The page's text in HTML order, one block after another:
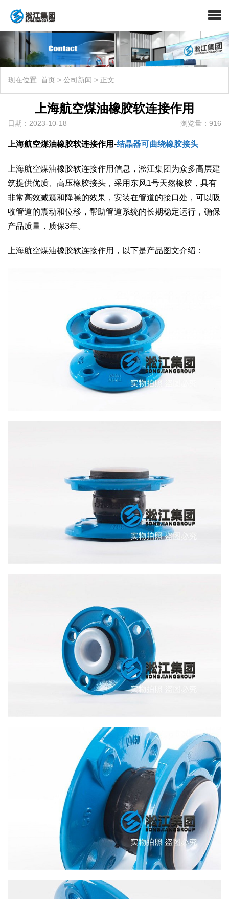
现在位置: 首页 > 公司新闻 > 正文
上海航空煤油橡胶软连接作用
日期：2023-10-18 浏览量：916
上海航空煤油橡胶软连接作用-结晶器可曲绕橡胶接头
上海航空煤油橡胶软连接作用信息，淞江集团为众多高层建
筑提供优质、高压橡胶接头，采用东风1号天然橡胶，具有
非常高效减震和降噪的效果，安装在管道的接口处，可以吸
收管道的震动和位移，帮助管道系统的长期稳定运行，确保
产品质量，质保3年。
上海航空煤油橡胶软连接作用，以下是产品图文介绍：